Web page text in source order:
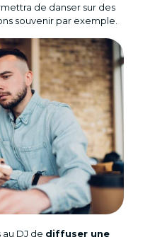
de danser sur des
souvenir par exemple.
DJ de diffuser une